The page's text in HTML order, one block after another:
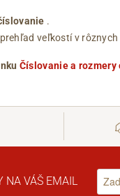
.
veľkostí v
Číslovanie a rozmery
NA VÁŠ EMAIL